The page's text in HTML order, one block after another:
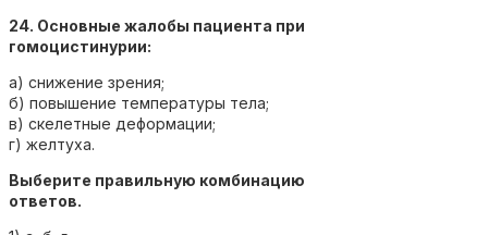
24. Основные жалобы пациента при
гомоцистинурии:
а) снижение зрения;
б) повышение температуры тела;
в) скелетные деформации;
г) желтуха.
Выберите правильную комбинацию
ответов.